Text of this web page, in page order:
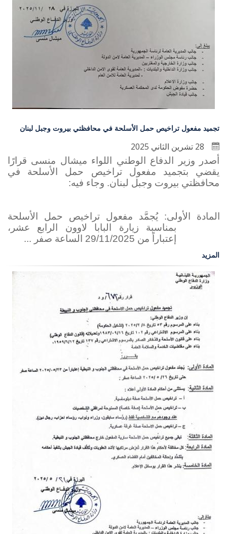
تجميد مفعول تراخيص حمل الأسلحة في محافظتي بيروت وجبل لبنان
أ‏صدر وزير الدفاع الوطني اللواء ميشال منسى قرارًا
يقضي بتجميد مفعول تراخيص حمل الأسلحة في
محافظتي بيروت وجبل لبنان. وجاء فيه:
المادة الأولى: يُجمَّد مفعول تراخيص حمل الأسلحة
بمناسبة زيارة البابا لاوون الرابع عشر،
إعتباراً من 29/11/2025 الساعة صفر ...
المزيد